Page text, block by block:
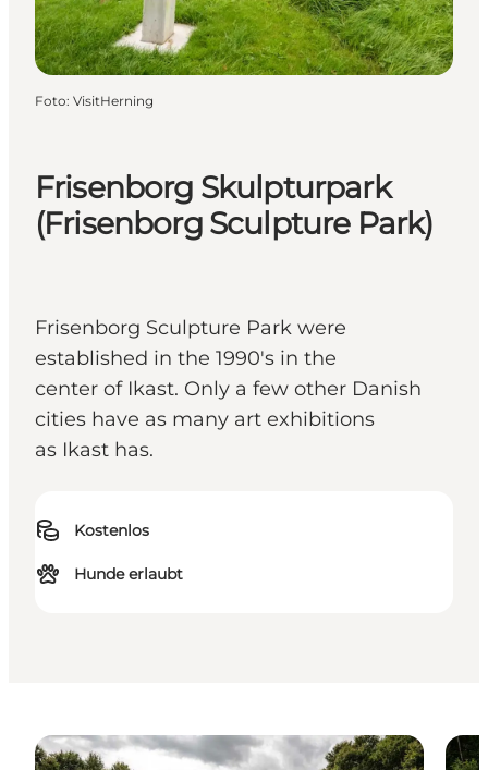
Frisenborg Skulpturpark
(Frisenborg Sculpture Park)
Frisenborg Sculpture Park were
established in the 1990's in the
center of Ikast. Only a few other Danish
cities have as many art exhibitions
as Ikast has.
Kostenlos
Hunde erlaubt
Foto: VisitHerning